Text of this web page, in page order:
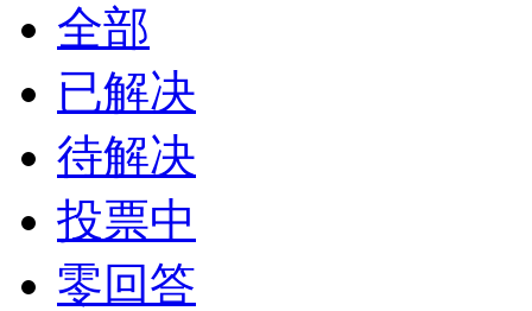
全部
已解决
待解决
投票中
零回答